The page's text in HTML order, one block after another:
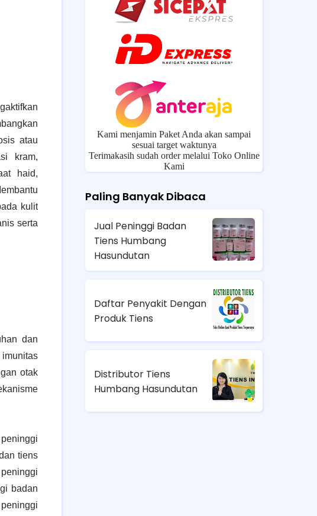
atau
kram,
haid,
kulit
serta
dan
otak
tiens
badan
Kami menjamin Paket Anda akan sampai
sesuai target waktunya
Terimakasih sudah order melalui Toko Online
Kami
Paling Banyak Dibaca
Jual Peninggi Badan
Tiens Humbang
Hasundutan
Daftar Penyakit Dengan
Produk Tiens
Distributor Tiens
Humbang Hasundutan